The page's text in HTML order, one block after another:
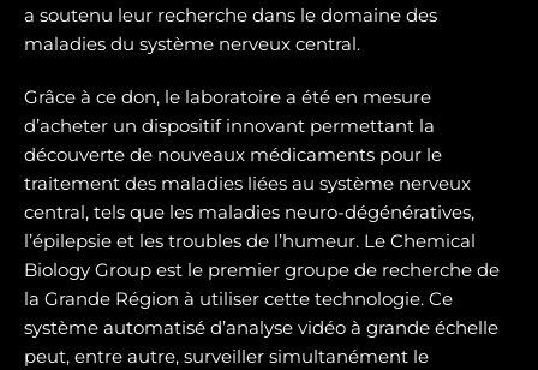
a soutenu leur recherche dans le domaine des
maladies du système nerveux central.
Grâce à ce don, le laboratoire a été en mesure
d’acheter un dispositif innovant permettant la
découverte de nouveaux médicaments pour le
traitement des maladies liées au système nerveux
central, tels que les maladies neuro-dégénératives,
l’épilepsie et les troubles de l’humeur. Le Chemical
Biology Group est le premier groupe de recherche de
la Grande Région à utiliser cette technologie. Ce
système automatisé d’analyse vidéo à grande échelle
peut, entre autre, surveiller simultanément le